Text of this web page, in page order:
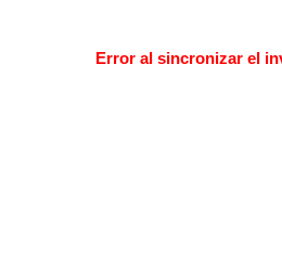
Error al sincronizar el